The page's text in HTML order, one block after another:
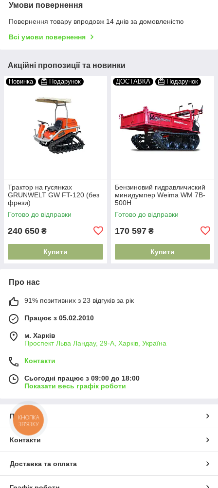
Умови повернення
Повернення товару впродовж 14 днів за домовленістю
Всі умови повернення
Акційні пропозиції та новинки
Новинка Подарунок
Трактор на гусянках
GRUNWELT GW FT-120 (без
фрези)
Готово до відправки
240 650 ₴
Купити
ДОСТАВКА Подарунок
Бензиновий гидравличиский
минидумпер Weima WM 7B-
500H
Готово до відправки
170 597 ₴
Купити
Про нас
91% позитивних з 23 відгуків за рік
Працює з 05.02.2010
м. Харків
Проспект Льва Ландау, 29-А, Харків, Україна
Контакти
Сьогодні працює з 09:00 до 18:00
Показати весь графік роботи
Про нас
Контакти
Доставка та оплата
КНОПКА
ЗВ'ЯЗКУ